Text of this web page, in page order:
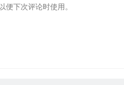
下次评论时使用。